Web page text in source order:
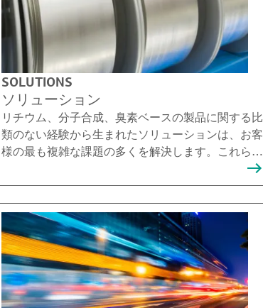
SOLUTIONS
ソリューション
リチウム、分子合成、臭素ベースの製品に関する比
類のない経験から生まれたソリューションは、お客
様の最も複雑な課題の多くを解決します。これらの
ソリューションを提供できることを誇りに思ってい
ます。